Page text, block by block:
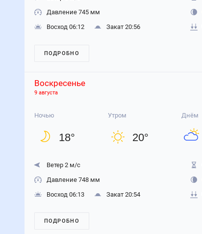
Давление 745 мм
Восход 06:12
Закат 20:56
ПОДРОБНО
Воскресенье
9 августа
Ночью
18°
Утром
20°
Днём
Ветер 2 м/с
Давление 748 мм
Восход 06:13
Закат 20:54
ПОДРОБНО